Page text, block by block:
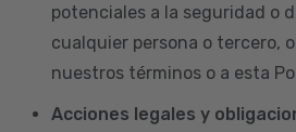
potenciales a la seguridad o
cualquier persona o tercero,
nuestros términos o a esta
Acciones legales y